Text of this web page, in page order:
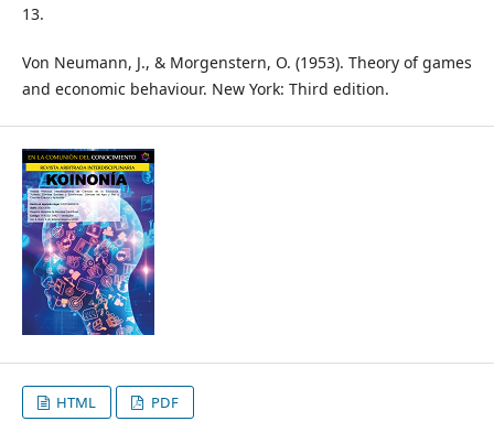
13.
Von Neumann, J., & Morgenstern, O. (1953). Theory of games
and economic behaviour. New York: Third edition.
HTML PDF